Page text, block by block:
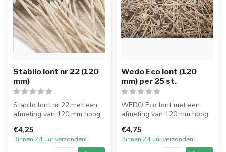
Stabilo lont nr 22 (120
mm)
Stabilo lont nr 22 met een
afmeting van 120 mm hoog
verp...
€4,25
Binnen 24 uur verzonden!
Wedo Eco lont (120
mm) per 25 st.
WEDO Eco lont met een
afmeting van 120 mm hoog
verpakt ...
€4,75
Binnen 24 uur verzonden!